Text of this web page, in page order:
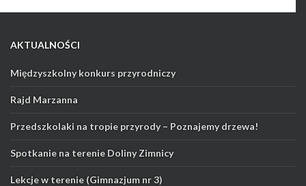
AKTUALNOŚCI
Międzyszkolny konkurs przyrodniczy
Rajd Marzanna
Przedszkolaki na tropie przyrody – Poznajemy drzewa!
Spotkanie na terenie Doliny Zimnicy
Lekcje w terenie (Gimnazjum nr 3)